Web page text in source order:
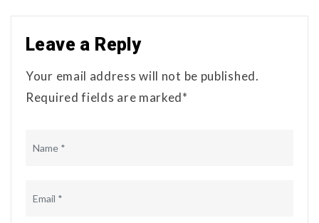
Leave a Reply
Your email address will not be published.
Required fields are marked*